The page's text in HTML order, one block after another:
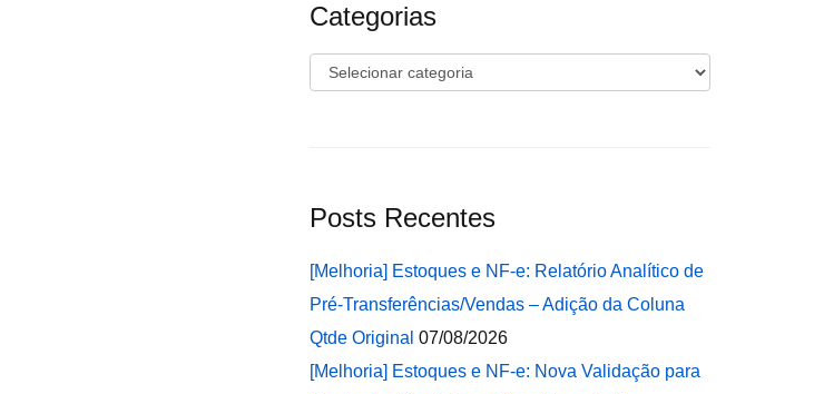
Categorias
Categorias
Posts Recentes
[Melhoria] Estoques e NF-e: Relatório Analítico de
Pré-Transferências/Vendas – Adição da Coluna
Qtde Original 07/08/2026
[Melhoria] Estoques e NF-e: Nova Validação para